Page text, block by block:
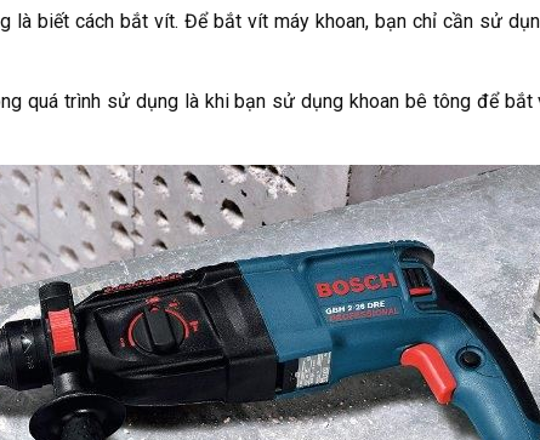
là biết cách bắt vít. Để bắt vít máy khoan, bạn chỉ cần sử
quá trình sử dụng là khi bạn sử dụng khoan bê tông để